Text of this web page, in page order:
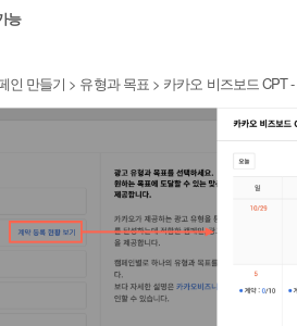
능
만들기 > 유형과 목표 > 카카오 비즈보드 CPT -